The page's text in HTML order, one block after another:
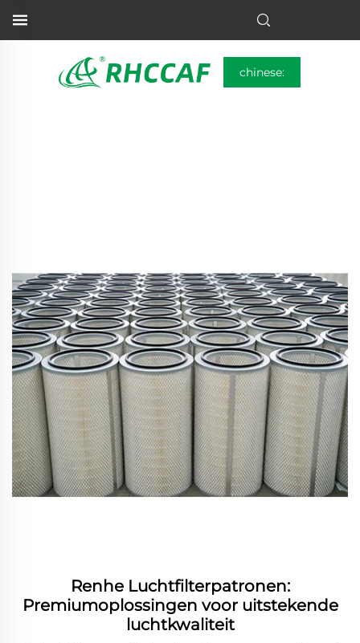
chinese:
Renhe Luchtfilterpatronen:
Premiumoplossingen voor uitstekende
luchtkwaliteit